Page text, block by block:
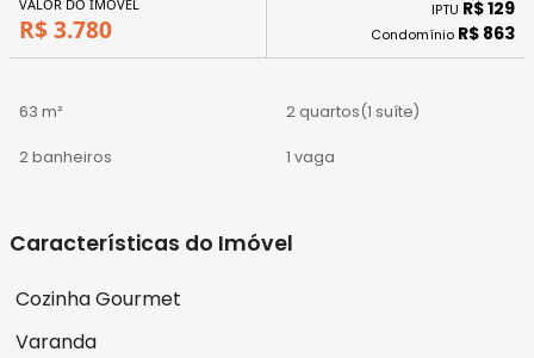
VALOR DO IMÓVEL
R$ 3.780
IPTU R$ 129
Condomínio R$ 863
63 m² 2 quartos(1 suíte)
2 banheiros 1 vaga
Características do Imóvel
Cozinha Gourmet
Varanda